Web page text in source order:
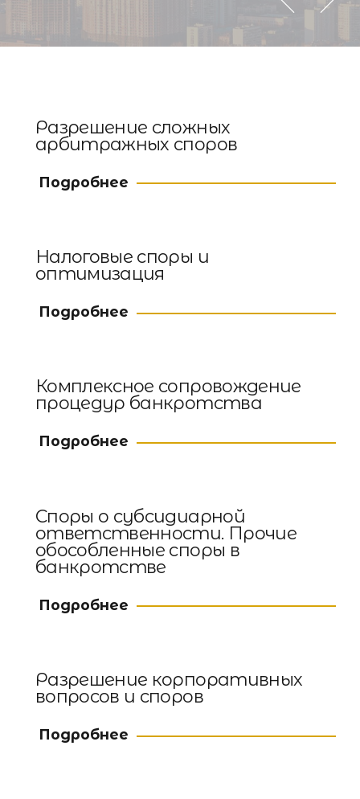
Разрешение сложных
арбитражных споров
Подробнее
Налоговые споры и
оптимизация
Подробнее
Комплексное сопровождение
процедур банкротства
Подробнее
Споры о субсидиарной
ответственности. Прочие
обособленные споры в
банкротстве
Подробнее
Разрешение корпоративных
вопросов и споров
Подробнее